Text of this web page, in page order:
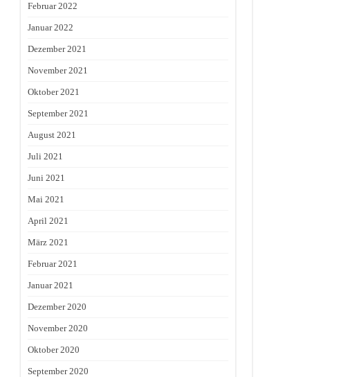
Februar 2022
Januar 2022
Dezember 2021
November 2021
Oktober 2021
September 2021
August 2021
Juli 2021
Juni 2021
Mai 2021
April 2021
März 2021
Februar 2021
Januar 2021
Dezember 2020
November 2020
Oktober 2020
September 2020